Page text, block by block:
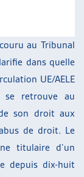
au Tribunal
dans quelle
UE/AELE
retrouve au
son droit aux
de droit. Le
titulaire d’un
depuis dix-huit